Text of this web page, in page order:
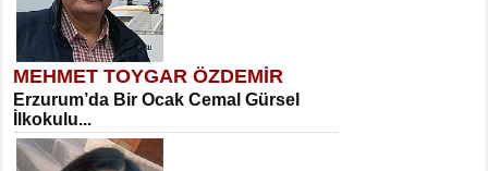
MEHMET TOYGAR ÖZDEMİR
Erzurum’da Bir Ocak Cemal Gürsel
İlkokulu...